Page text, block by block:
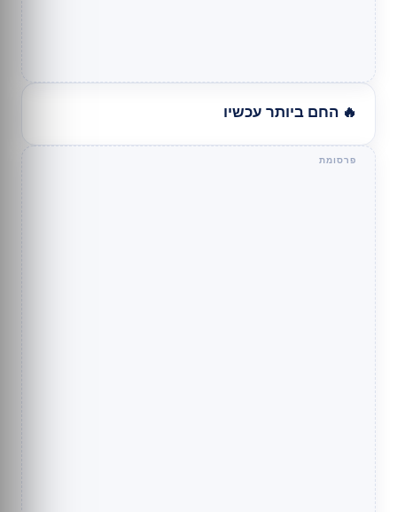
🔥 החם ביותר עכשיו